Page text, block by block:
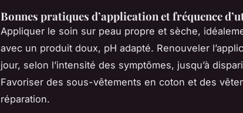
Bonnes pratiques d’application et fréquence
Appliquer le soin sur peau propre et sèche,
avec un produit doux, pH adapté. Renouveler
jour, selon l’intensité des symptômes, jusqu’à
Favoriser des sous-vêtements en coton et des
réparation.